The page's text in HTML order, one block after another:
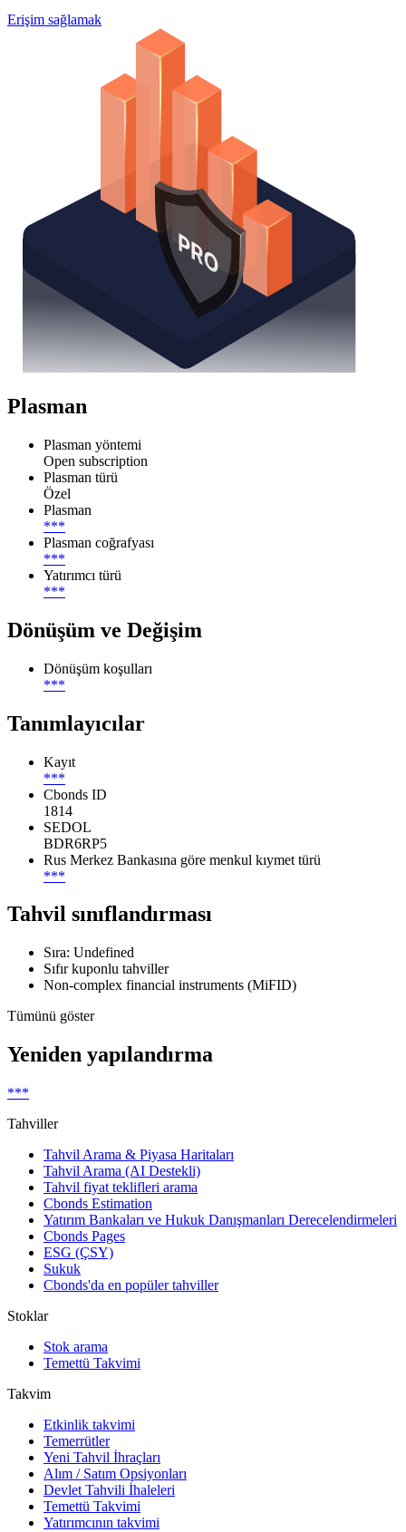
Erişim sağlamak
Plasman
Plasman yöntemi
Open subscription
Plasman türü
Özel
Plasman
***
Plasman coğrafyası
***
Yatırımcı türü
***
Dönüşüm ve Değişim
Dönüşüm koşulları
***
Tanımlayıcılar
Kayıt
***
Cbonds ID
1814
SEDOL
BDR6RP5
Rus Merkez Bankasına göre menkul kıymet türü
***
Tahvil sınıflandırması
Sıra: Undefined
Sıfır kuponlu tahviller
Non-complex financial instruments (MiFID)
Tümünü göster
Yeniden yapılandırma
***
Tahviller
Tahvil Arama & Piyasa Haritaları
Tahvil Arama (AI Destekli)
Tahvil fiyat teklifleri arama
Cbonds Estimation
Yatırım Bankaları ve Hukuk Danışmanları Derecelendirmeleri
Cbonds Pages
ESG (ÇSY)
Sukuk
Cbonds'da en popüler tahviller
Stoklar
Stok arama
Temettü Takvimi
Takvim
Etkinlik takvimi
Temerrütler
Yeni Tahvil İhraçları
Alım / Satım Opsiyonları
Devlet Tahvili İhaleleri
Temettü Takvimi
Yatırımcının takvimi